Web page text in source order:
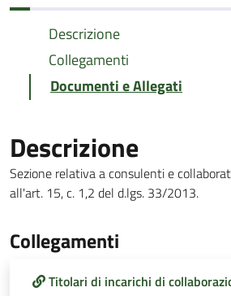
Descrizione
Collegamenti
Documenti e Allegati
Descrizione
Sezione relativa a consulenti e
all'art. 15, c. 1,2 del d.lgs. 33/2013.
Collegamenti
Titolari di incarichi di